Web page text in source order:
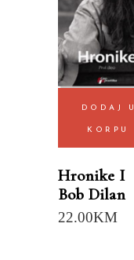
DODAJ U
KORPU
Hronike I
Bob Dilan
22.00KM